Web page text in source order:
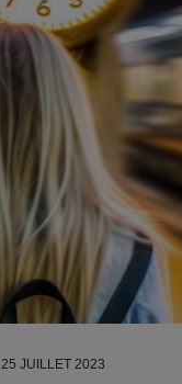
25 JUILLET 2023